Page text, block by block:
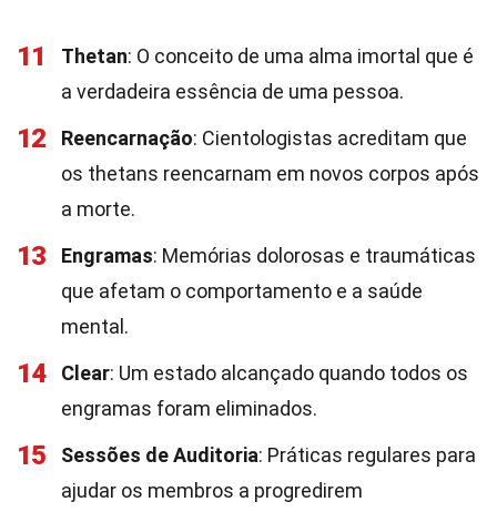
11 Thetan: O conceito de uma alma imortal que é
a verdadeira essência de uma pessoa.
12 Reencarnação: Cientologistas acreditam que
os thetans reencarnam em novos corpos após
a morte.
13 Engramas: Memórias dolorosas e traumáticas
que afetam o comportamento e a saúde
mental.
14 Clear: Um estado alcançado quando todos os
engramas foram eliminados.
15 Sessões de Auditoria: Práticas regulares para
ajudar os membros a progredirem